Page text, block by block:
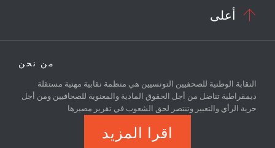
 أعلى
من نحن
النقابة الوطنية للصحفيين التونسيين هي منظمة نقابية مهنية مستقلة
ديمقراطية تناضل من أجل الحقوق المادية والمعنوية للصحافيين ومن أجل
حرية الرأي والتعبير وتنتصر لحق الشعوب في تقرير مصيرها
اقرا المزيد